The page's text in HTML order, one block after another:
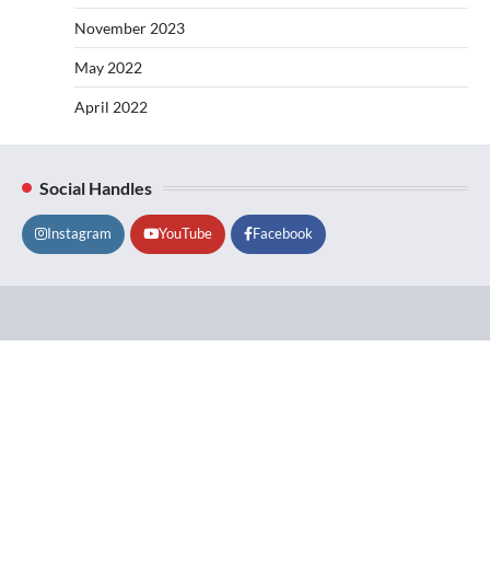
November 2023
May 2022
April 2022
Social Handles
Instagram YouTube Facebook